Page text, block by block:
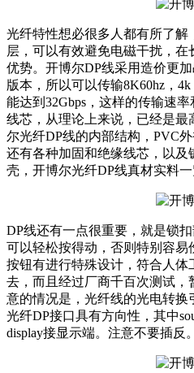
光纤特性想必很多人都有所了
层，可以有效避免电磁干扰，
优势。开博尔DP线采用造价更
版本，所以可以传输8K60hz，
能达到32Gbps，这样的传输速
线芯，从理论上来说，已经是
尔光纤DP线的内部结构，PVC
还有各种加固和绝缘线芯，以
壳，开博尔光纤DP线真材实料一
DP线还有一点很重要，就是锁
可以轻松按得动，否则特别容易
按钮有进行特殊设计，符合人
去，而且经过厂商千百次测试
意的情况是，光纤线的光电转换
光纤DP接口具有方向性，其中
display接显示端。注意不要插反。